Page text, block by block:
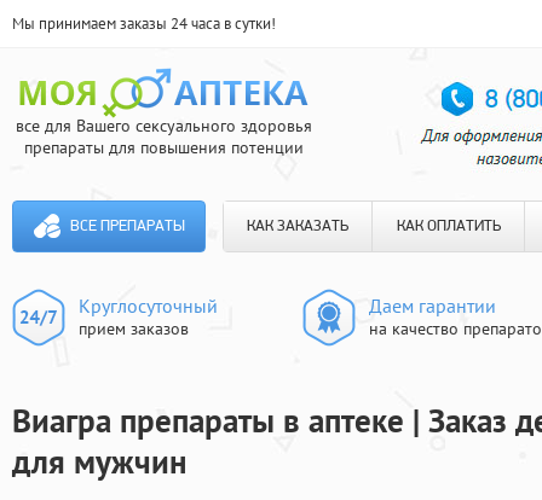
Мы принимаем заказы 24 часа в сутки!
все для Вашего сексуального здоровья
препараты для повышения потенции
ВСЕ ПРЕПАРАТЫ КАК ЗАКАЗАТЬ КАК ОПЛАТИТЬ
Круглосуточный
прием заказов
Даем гарантии
на качество
Виагра препараты в аптеке | Заказ
для мужчин